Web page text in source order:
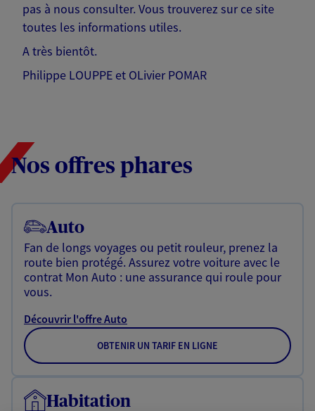
pas à nous consulter. Vous trouverez sur ce site
toutes les informations utiles.
A très bientôt.
Philippe LOUPPE et OLivier POMAR
Nos offres phares
Auto
Fan de longs voyages ou petit rouleur, prenez la
route bien protégé. Assurez votre voiture avec le
contrat Mon Auto : une assurance qui roule pour
vous.
Découvrir l'offre Auto
OBTENIR UN TARIF EN LIGNE
Habitation